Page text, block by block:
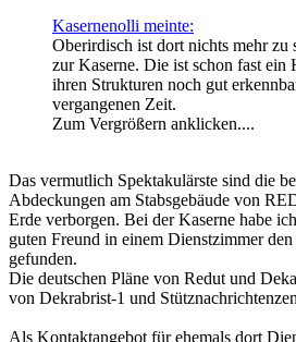
Kasernenolli meinte:
Oberirdisch ist dort nichts mehr zu
zur Kaserne. Die ist schon fast ein
ihren Strukturen noch gut
vergangenen Zeit.
Zum Vergrößern anklicken....
Das vermutlich Spektakulärste sind die
Abdeckungen am Stabsgebäude von
Erde verborgen. Bei der Kaserne habe
guten Freund in einem Dienstzimmer
gefunden.
Die deutschen Pläne von Redut und
von Dekrabrist-1 und
Als Kontaktangebot für ehemals dort